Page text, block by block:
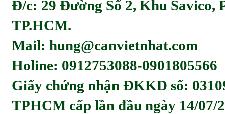
Đ/c: 29 Đường Số 2, Khu Savico,
TP.HCM.
Mail: hung@canvietnhat.com
Holine: 0912753088-0901805566
Giấy chứng nhận ĐKKD số:
TPHCM cấp lần đầu ngày 14/07/